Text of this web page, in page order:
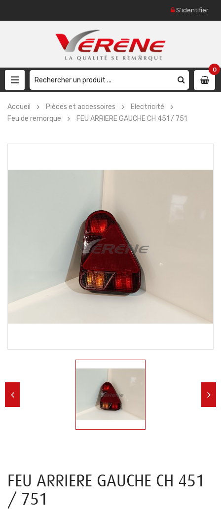
S'identifier
0
Accueil Pièces et accessoires
Electricité
Feu de remorque
FEU ARRIERE GAUCHE CH 451 / 751
FEU ARRIERE GAUCHE CH 451
/ 751